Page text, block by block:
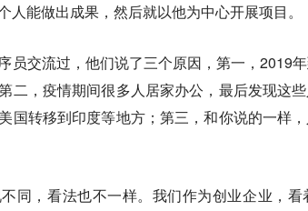
人能做出成果，然后就以他为中心开展项目。
员交流过，他们说了三个原因，第一，2019
二，疫情期间很多人居家办公，最后发现这
国转移到印度等地方；第三，和你说的一样
同，看法也不一样。我们作为创业企业，